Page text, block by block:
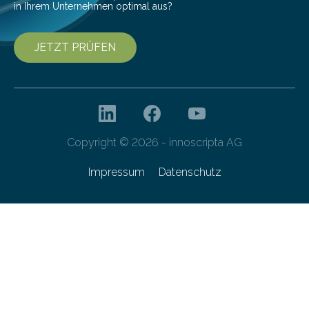
in Ihrem Unternehmen optimal aus?
JETZT PRÜFEN
Copyright © 2026 - innoscripta AG
Impressum Datenschutz